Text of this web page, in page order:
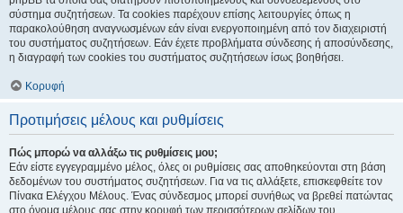
σύστημα συζητήσεων. Τα cookies παρέχουν επίσης λειτουργίες όπως η
παρακολούθηση αναγνωσμένων εάν είναι ενεργοποιημένη από τον διαχειριστή
του συστήματος συζητήσεων. Εάν έχετε προβλήματα σύνδεσης ή αποσύνδεσης,
η διαγραφή των cookies του συστήματος συζητήσεων ίσως βοηθήσει.
Κορυφή
Προτιμήσεις μέλους και ρυθμίσεις
Πώς μπορώ να αλλάξω τις ρυθμίσεις μου;
Εάν είστε εγγεγραμμένο μέλος, όλες οι ρυθμίσεις σας αποθηκεύονται στη βάση
δεδομένων του συστήματος συζητήσεων. Για να τις αλλάξετε, επισκεφθείτε τον
Πίνακα Ελέγχου Μέλους. Ένας σύνδεσμος μπορεί συνήθως να βρεθεί πατώντας
στο όνομα μέλους σας στην κορυφή των περισσότερων σελίδων του